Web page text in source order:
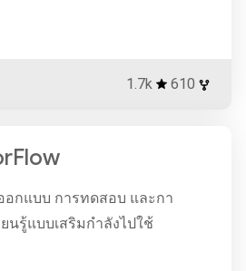
1.7k 610
กแบบ การทดสอบ และกา
นรู้แบบเสริมกำลังไปใช้